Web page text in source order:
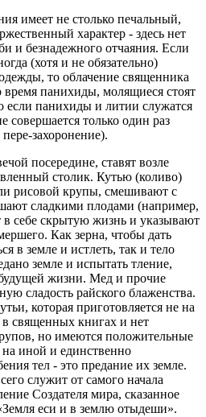
имеет не столько печальный,
характер - здесь нет
и безнадежного отчаяния. Если
(хотя и не обязательно)
то облачение священника
панихиды, молящиеся стоят
панихиды и литии служатся
совершается только один раз
захоронение).
посередине, ставят возле
столик. Кутью (коливо)
рисовой крупы, смешивают с
сладкими плодами (например,
себе скрытую жизнь и указывают
Как зерна, чтобы дать
в земле и истлеть, так и тело
земле и испытать тление,
жизни. Мед и прочие
сладость райского блаженства.
которая приготовляется не на
священных книгах и нет
но имеются положительные
иной и единственно
тел - это предание их земле.
служит от самого начала
Создателя мира, сказанное
еси и в землю отыдеши».